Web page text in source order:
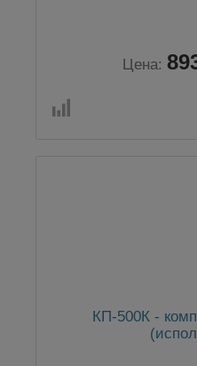
Цена:
КП-500К -